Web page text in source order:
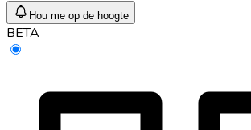
Hou me op de hoogte
BETA